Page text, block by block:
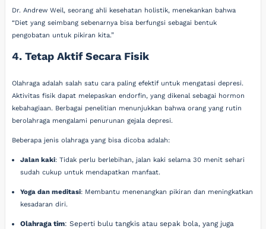
Dr. Andrew Weil, seorang ahli kesehatan holistik, menekankan bahwa
“Diet yang seimbang sebenarnya bisa berfungsi sebagai bentuk
pengobatan untuk pikiran kita.”
4. Tetap Aktif Secara Fisik
Olahraga adalah salah satu cara paling efektif untuk mengatasi depresi.
Aktivitas fisik dapat melepaskan endorfin, yang dikenal sebagai hormon
kebahagiaan. Berbagai penelitian menunjukkan bahwa orang yang rutin
berolahraga mengalami penurunan gejala depresi.
Beberapa jenis olahraga yang bisa dicoba adalah:
Jalan kaki: Tidak perlu berlebihan, jalan kaki selama 30 menit sehari
sudah cukup untuk mendapatkan manfaat.
Yoga dan meditasi: Membantu menenangkan pikiran dan meningkatkan
kesadaran diri.
Olahraga tim: Seperti bulu tangkis atau sepak bola, yang juga